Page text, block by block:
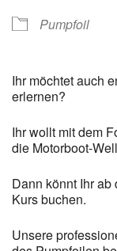
Pumpfoil
Ihr möchtet auch
erlernen?
Ihr wollt mit dem
die Motorboot-
Dann könnt Ihr
Kurs buchen.
Unsere